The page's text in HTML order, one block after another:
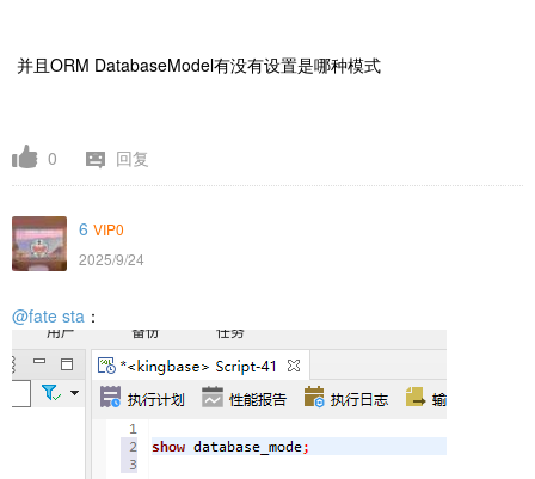
并且ORM DatabaseModel有没有设置是哪种模式
0 回复
6 VIP0
2025/9/24
@fate sta ：